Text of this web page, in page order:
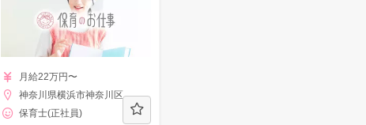
月給22万円〜
神奈川県横浜市神奈川区
保育士(正社員)